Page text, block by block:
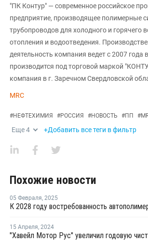
"ПК Контур" — современное российское
предприятие, производящее полимерные
трубопроводов для холодного и горячего
отопления и водоотведения.
деятельность компания ведет с 2007 года
производится под торговой маркой
компания в г. Заречном Свердловской
MRC
#НЕФТЕХИМИЯ #РОССИЯ #НОВОСТЬ #ПП #
Еще4 +Добавить все теги в фильтр
Похожие новости
05 Февраля, 2025
15 Апреля, 2024